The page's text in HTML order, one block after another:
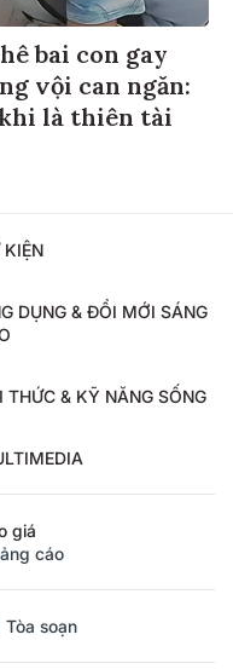
bai con gay
vội can ngăn:
là thiên tài
KIỆN
DỤNG & ĐỔI MỚI SÁNG
THỨC & KỸ NĂNG SỐNG
giá
cáo
Tòa soạn